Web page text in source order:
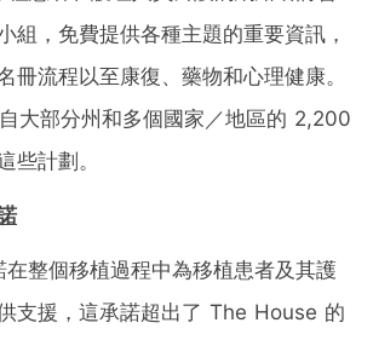
組，免費提供各種主題的重要資訊，
冊流程以至康復、藥物和心理健康。
大部分州和多個國家／地區的 2,200
些計劃。
整個移植過程中為移植患者及其護
支援，這承諾超出了 The House 的